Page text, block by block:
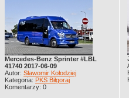
Mercedes-Benz Sprinter #LBL
41740 2017-06-09
Autor: Sławomir Kołodziej
Kategoria: PKS Biłgoraj
Komentarzy: 0